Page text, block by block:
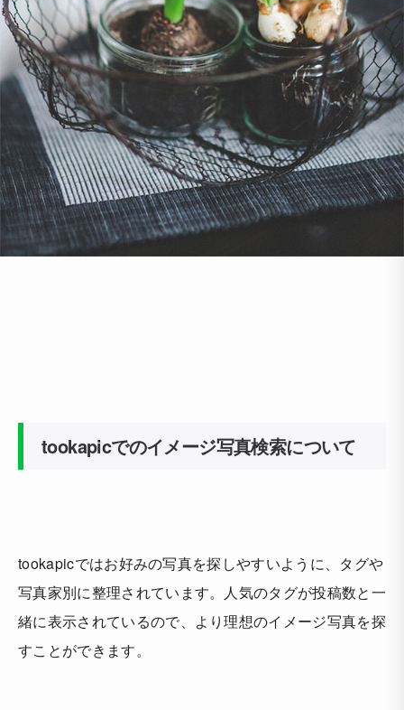
tookapicでのイメージ写真検索について
tookapicではお好みの写真を探しやすいように、タグや
写真家別に整理されています。人気のタグが投稿数と一
緒に表示されているので、より理想のイメージ写真を探
すことができます。